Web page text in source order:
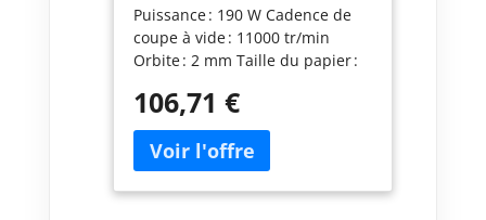
Puissance : 190 W Cadence de
coupe à vide : 11000 tr/min
Orbite : 2 mm Taille du papier :
ponçage Dimensions : 185 x 93
mm
106,71 €